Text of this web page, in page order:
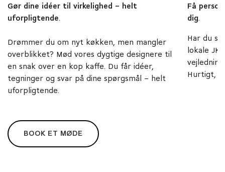
Gør dine idéer til virkelighed – helt
uforpligtende.
Drømmer du om nyt køkken, men mangler
overblikket? Mød vores dygtige designere til
en snak over en kop kaffe. Du får idéer,
tegninger og svar på dine spørgsmål – helt
uforpligtende.
BOOK ET MØDE
Få
dig.
Har du
lokale
Hurtigt,